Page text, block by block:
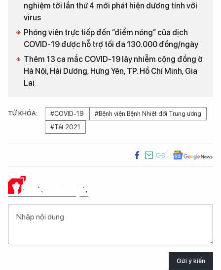
nghiệm tới lần thứ 4 mới phát hiện dương tính với
virus
Phóng viên trực tiếp đến “điểm nóng” của dịch
COVID-19 được hỗ trợ tối đa 130.000 đồng/ngày
Thêm 13 ca mắc COVID-19 lây nhiễm cộng đồng ở
Hà Nội, Hải Dương, Hưng Yên, TP. Hồ Chí Minh, Gia
Lai
TỪ KHÓA: #COVID-19
#Bệnh viện Bệnh Nhiệt đới Trung ương
#Tết 2021
Ý KIẾN CỦA BẠN
Gửi ý kiến